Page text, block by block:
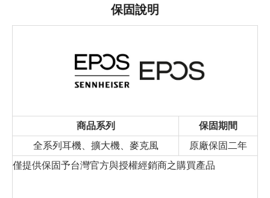
保固說明
商品系列
保固期間
全系列耳機、擴大機、麥克風
原廠保固二年
僅提供保固予台灣官方與授權經銷商之購買產品